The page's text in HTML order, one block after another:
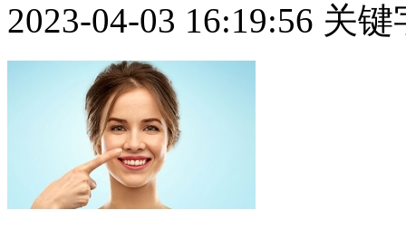
2023-04-03 16:19:56 关键